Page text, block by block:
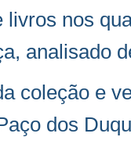
nos
analisado
coleção e
dos